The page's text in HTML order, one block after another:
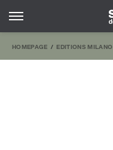
HOMEPAGE EDITIONS MILANO